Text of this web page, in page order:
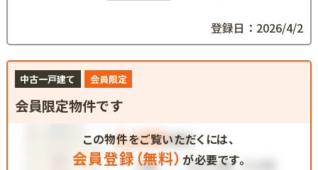
登録日：2026/4/2
中古一戸建て 会員限定
会員限定物件です
この物件をご覧いただくには、
会員登録（無料） が必要です。